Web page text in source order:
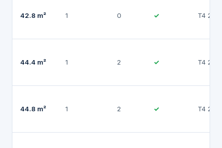
42.8 m² 1 0 ✓ T4
44.4 m² 1 2 ✓ T4
44.8 m² 1 2 ✓ T4